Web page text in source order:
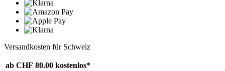
Versandkosten für Schweiz
ab CHF 80.00 kostenlos*